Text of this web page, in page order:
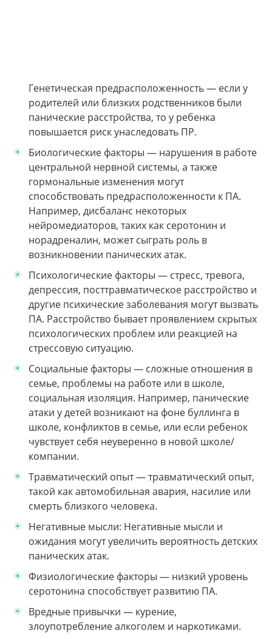
Генетическая предрасположенность — если у
родителей или близких родственников были
панические расстройства, то у ребенка
повышается риск унаследовать ПР.
Биологические факторы — нарушения в работе
центральной нервной системы, а также
гормональные изменения могут
способствовать предрасположенности к ПА.
Например, дисбаланс некоторых
нейромедиаторов, таких как серотонин и
норадреналин, может сыграть роль в
возникновении панических атак.
Психологические факторы — стресс, тревога,
депрессия, посттравматическое расстройство и
другие психические заболевания могут вызвать
ПА. Расстройство бывает проявлением скрытых
психологических проблем или реакцией на
стрессовую ситуацию.
Социальные факторы — сложные отношения в
семье, проблемы на работе или в школе,
социальная изоляция. Например, панические
атаки у детей возникают на фоне буллинга в
школе, конфликтов в семье, или если ребенок
чувствует себя неуверенно в новой школе/
компании.
Травматический опыт — травматический опыт,
такой как автомобильная авария, насилие или
смерть близкого человека.
Негативные мысли: Негативные мысли и
ожидания могут увеличить вероятность детских
панических атак.
Физиологические факторы — низкий уровень
серотонина способствует развитию ПА.
Вредные привычки — курение,
злоупотребление алкоголем и наркотиками.